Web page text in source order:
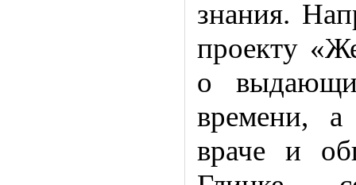
знания.
проекту
о
времени,
враче и